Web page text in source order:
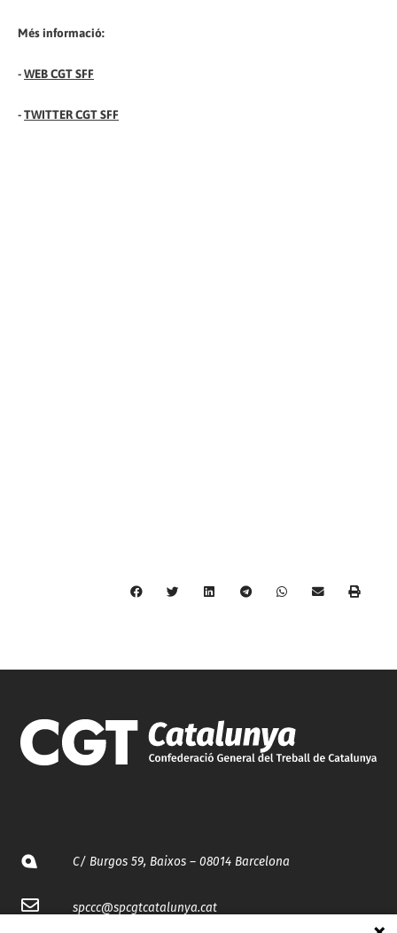
Més informació:
-WEB CGT SFF
-TWITTER CGT SFF
C/ Burgos 59, Baixos – 08014 Barcelona
spccc@spcgtcatalunya.cat